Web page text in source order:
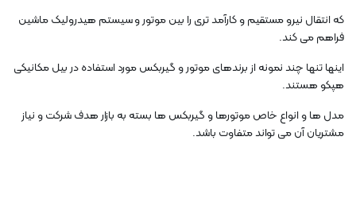
که انتقال نیرو مستقیم و کارآمد تری را بین موتور و سیستم هیدرولیک ماشین
فراهم می کند.
اینها تنها چند نمونه از برندهای موتور و گیربکس مورد استفاده در بیل مکانیکی
هپکو هستند.
مدل ها و انواع خاص موتورها و گیربکس ها بسته به بازار هدف شرکت و نیاز
مشتریان آن می تواند متفاوت باشد.